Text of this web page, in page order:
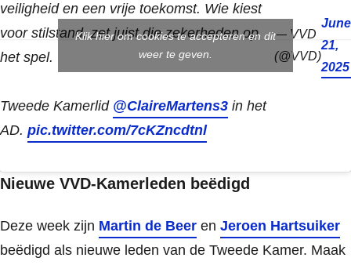
veiligheid en een vrije toekomst. Wie kiest
voor stilstand, zet juist die zekerheden op
het spel.
Tweede Kamerlid @ClaireMartens3 in het
AD. pic.twitter.com/7cKZncdtnl
— VVD
(@VVD)
June
21,
2025
Klik hier om cookies te accepteren en dit
weer te geven.
Nieuwe VVD-Kamerleden beëdigd
Deze week zijn Martin de Beer en Jeroen Hartsuiker
beëdigd als nieuwe leden van de Tweede Kamer. Maak